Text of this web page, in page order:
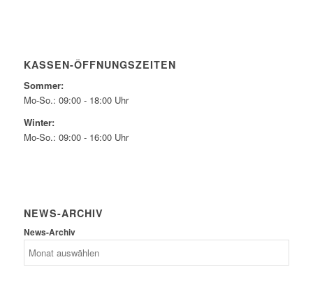
KASSEN-ÖFFNUNGSZEITEN
Sommer:
Mo-So.: 09:00 - 18:00 Uhr
Winter:
Mo-So.: 09:00 - 16:00 Uhr
NEWS-ARCHIV
News-Archiv